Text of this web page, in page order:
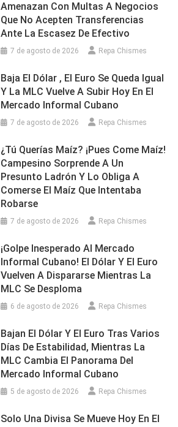
Amenazan Con Multas A Negocios
Que No Acepten Transferencias
Ante La Escasez De Efectivo
7 de agosto de 2026 Repa Chismes
Baja El Dólar , El Euro Se Queda Igual
Y La MLC Vuelve A Subir Hoy En El
Mercado Informal Cubano
7 de agosto de 2026 Repa Chismes
¿Tú Querías Maíz? ¡Pues Come Maíz!
Campesino Sorprende A Un
Presunto Ladrón Y Lo Obliga A
Comerse El Maíz Que Intentaba
Robarse
7 de agosto de 2026 Repa Chismes
¡Golpe Inesperado Al Mercado
Informal Cubano! El Dólar Y El Euro
Vuelven A Dispararse Mientras La
MLC Se Desploma
6 de agosto de 2026 Repa Chismes
Bajan El Dólar Y El Euro Tras Varios
Días De Estabilidad, Mientras La
MLC Cambia El Panorama Del
Mercado Informal Cubano
5 de agosto de 2026 Repa Chismes
Solo Una Divisa Se Mueve Hoy En El